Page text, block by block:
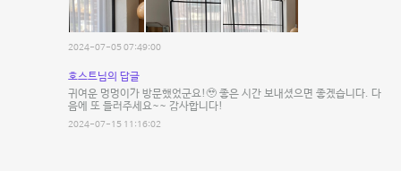
2024-07-05 07:49:00
호스트님의 답글
귀여운 멍멍이가 방문했었군요!🥹 좋은 시간 보내셨으면 좋겠습니다. 다
음에 또 들러주세요~~ 감사합니다!
2024-07-15 11:16:02